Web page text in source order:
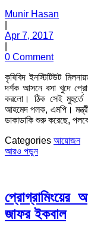
Munir Hasan
Apr 7, 2017
0 Comment
কৃষিবিদ ইনস্টিটিউট
দর্শক আসনে বসা খুদে
করলো। ঠিক সেই মুহুর্তে
আহমেদ পলক, এমপি।
ডাকাডাকি শুরু করেছে,
Categories আয়োজন
আরও পড়ুন
প্রোগ্রামিংয়ের
জাফর ইকবাল